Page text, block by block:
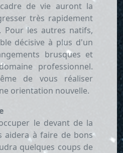
de vie auront la
très rapidement
Pour les autres natifs,
décisive à plus d'un
brusques et
professionnel.
de vous réaliser
orientation nouvelle.
le devant de la
aidera à faire de bons
quelques coups de